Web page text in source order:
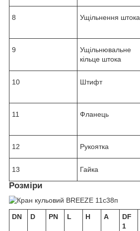
8 Ущільнення штока
9
Ущільнювальне
кільце штока
10 Штифт
11 Фланець
12 Рукоятка
13 Гайка
Розміри
DN D PN L H A
DF
1